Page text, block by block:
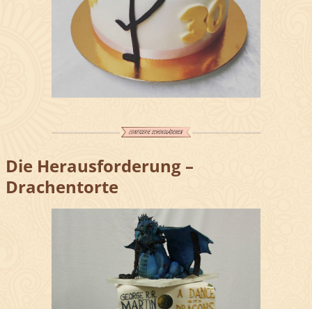
Die Herausforderung –
Drachentorte